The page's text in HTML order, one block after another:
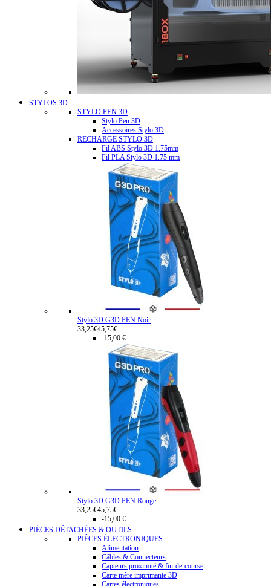
STYLOS 3D
STYLO PEN 3D
Stylo Pen 3D
Accessoires Stylo 3D
RECHARGE STYLO 3D
Fil ABS Stylo 3D 1.75mm
Fil PLA Stylo 3D 1.75 mm
Stylo 3D G3D PEN Noir
33,25€45,75€
-15,00 €
Stylo 3D G3D PEN Rouge
33,25€45,75€
-15,00 €
PIÈCES DÉTACHÉES & OUTILS
PIÈCES ÉLECTRONIQUES
Alimentation
Câbles & Connecteurs
Capteurs proximité & fin-de-course
Carte mère imprimante 3D
Cartes électroniques